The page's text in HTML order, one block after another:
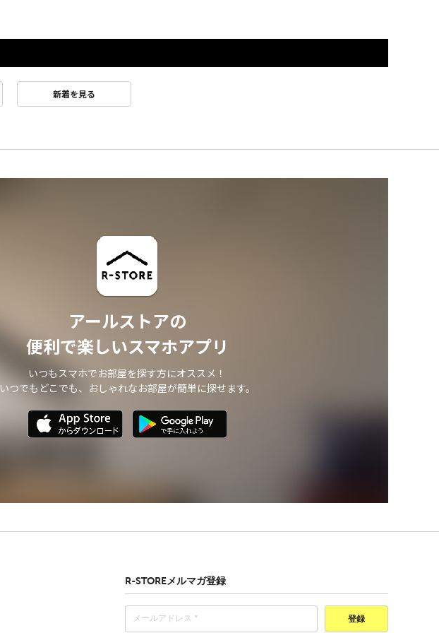
新着を見る
アールストアの
便利で楽しいスマホアプリ
いつもスマホでお部屋を探す方にオススメ！
いつでもどこでも、おしゃれなお部屋が簡単に探せます。
R-STOREメルマガ登録
登録